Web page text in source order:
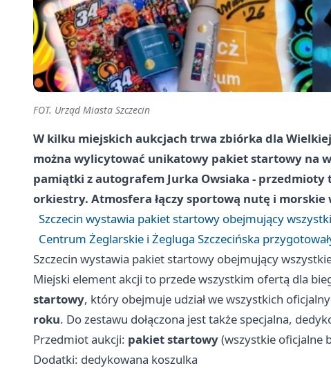
FOT. Urząd Miasta Szczecin
W kilku miejskich aukcjach trwa zbiórka dla
można wylicytować unikatowy pakiet startowy na
pamiątki z autografem Jurka Owsiaka -
orkiestry. Atmosfera łączy sportową nutę i morskie
Szczecin wystawia pakiet startowy obejmujący
Centrum Żeglarskie i Żegluga Szczecińska
Szczecin wystawia pakiet startowy obejmujący
Miejski element akcji to przede wszystkim ofertą dla
startowy, który obejmuje udział we wszystkich
roku. Do zestawu dołączona jest także specjalna,
Przedmiot aukcji: pakiet startowy(wszystkie oficjalne
Dodatki: dedykowana koszulka